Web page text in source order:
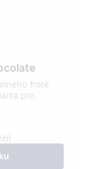
froté.
pro